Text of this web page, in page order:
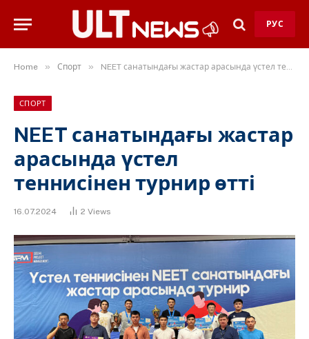
РУС
Home » Спорт » NEET санатындағы жастар арасында үстел теннисінен турнир өтті
СПОРТ
NEET санатындағы жастар
арасында үстел
теннисінен турнир өтті
16.07.2024 2 Views